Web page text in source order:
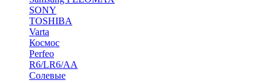
SONY
TOSHIBA
Varta
Космос
Perfeo
R6/LR6/AA
Солевые